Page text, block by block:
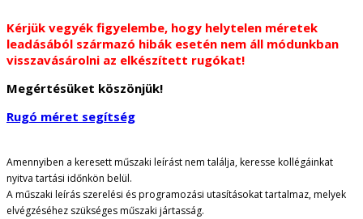
Kérjük vegyék figyelembe, hogy helytelen méretek
leadásából származó hibák esetén nem áll módunkban
visszavásárolni az elkészített rugókat!
Megértésüket köszönjük!
Rugó méret segítség
Amennyiben a keresett műszaki leírást nem találja, keresse kollégáinkat
nyitva tartási időnkön belül.
A műszaki leírás szerelési és programozási utasításokat tartalmaz, melyek
elvégzéséhez szükséges műszaki jártasság.